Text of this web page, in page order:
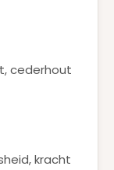
cederhout
kracht